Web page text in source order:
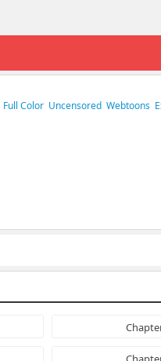
Full Color Uncensored Webtoons